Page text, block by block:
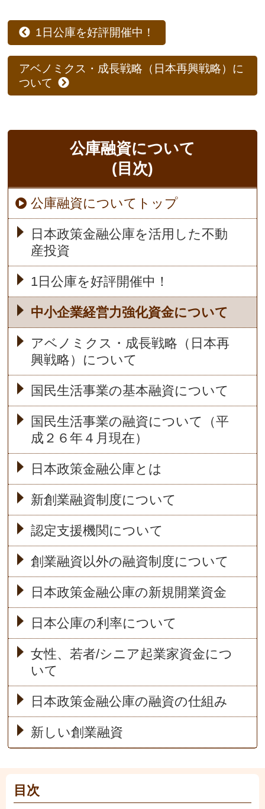
1日公庫を好評開催中！
アベノミクス・成長戦略（日本再興戦略）に
ついて
公庫融資について
(目次)
公庫融資についてトップ
日本政策金融公庫を活用した不動
産投資
1日公庫を好評開催中！
中小企業経営力強化資金について
アベノミクス・成長戦略（日本再
興戦略）について
国民生活事業の基本融資について
国民生活事業の融資について（平
成２６年４月現在）
日本政策金融公庫とは
新創業融資制度について
認定支援機関について
創業融資以外の融資制度について
日本政策金融公庫の新規開業資金
日本公庫の利率について
女性、若者/シニア起業家資金につ
いて
日本政策金融公庫の融資の仕組み
新しい創業融資
目次